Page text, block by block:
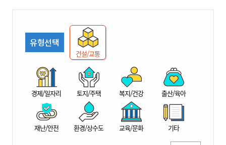
권
도
시
산
유형선택
건설/교통
경제/일자리 토지/주택 복지/건강 출산/육아
재난/안전 환경/상수도 교육/문화 기타